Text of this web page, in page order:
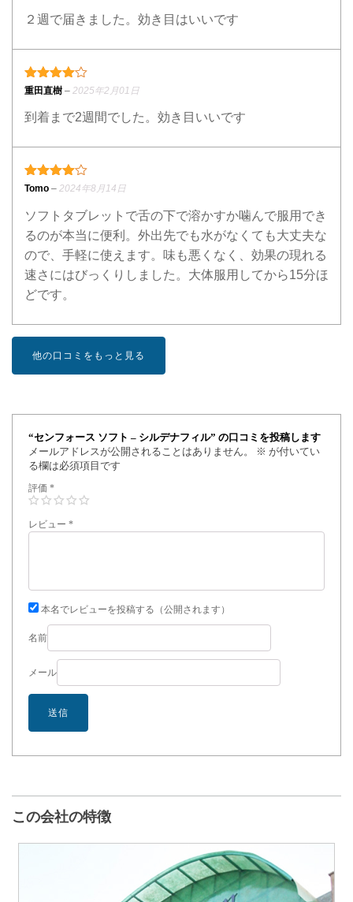
２週で届きました。効き目はいいです
4段階中4 の評価
重田直樹 – 2025年2月01日
到着まで2週間でした。効き目いいです
4段階中4の評価
Tomo – 2024年8月14日
ソフトタブレットで舌の下で溶かすか噛んで服用でき
るのが本当に便利。外出先でも水がなくても大丈夫な
ので、手軽に使えます。味も悪くなく、効果の現れる
速さにはびっくりしました。大体服用してから15分ほ
どです。
他の口コミをもっと見る
“センフォース ソフト – シルデナフィル” の口コミを投稿します
メールアドレスが公開されることはありません。
※ が付いてい
る欄は必須項目です
評価 *
レビュー *
本名でレビューを投稿する（公開されます）
名前
メール
この会社の特徴